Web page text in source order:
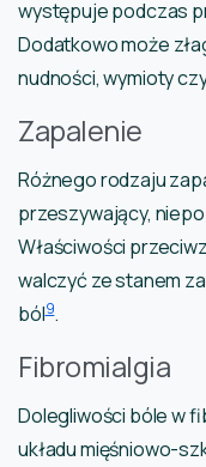
występuje podczas
Dodatkowo może
nudności, wymioty
Zapalenie
Różnego rodzaju
przeszywający,
Właściwości
walczyć ze stanem
ból9.
Fibromialgia
Dolegliwości bóle w
układu mięśniowo-